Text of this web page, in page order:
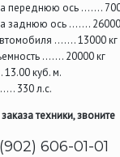
переднюю ось …….
заднюю ось …….
……. 13000 кг
……. 20000 кг
куб. м.
330 л.с.
техники, звоните
606-01-01